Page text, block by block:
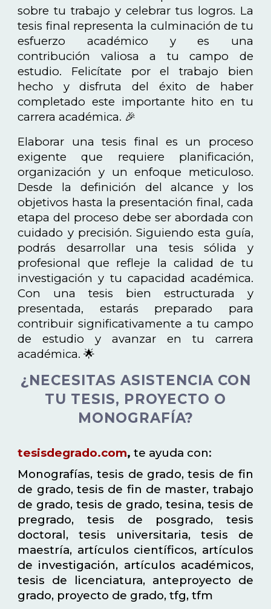
sobre tu trabajo y celebrar tus logros. La
tesis final representa la culminación de tu
esfuerzo académico y es una
contribución valiosa a tu campo de
estudio. Felicítate por el trabajo bien
hecho y disfruta del éxito de haber
completado este importante hito en tu
carrera académica. 🎉
Elaborar una tesis final es un proceso
exigente que requiere planificación,
organización y un enfoque meticuloso.
Desde la definición del alcance y los
objetivos hasta la presentación final, cada
etapa del proceso debe ser abordada con
cuidado y precisión. Siguiendo esta guía,
podrás desarrollar una tesis sólida y
profesional que refleje la calidad de tu
investigación y tu capacidad académica.
Con una tesis bien estructurada y
presentada, estarás preparado para
contribuir significativamente a tu campo
de estudio y avanzar en tu carrera
académica. 🌟
¿NECESITAS ASISTENCIA CON
TU TESIS, PROYECTO O
MONOGRAFÍA?
tesisdegrado.com, te ayuda con:
Monografías, tesis de grado, tesis de fin
de grado, tesis de fin de master, trabajo
de grado, tesis de grado, tesina, tesis de
pregrado, tesis de posgrado, tesis
doctoral, tesis universitaria, tesis de
maestría, artículos científicos, artículos
de investigación, artículos académicos,
tesis de licenciatura, anteproyecto de
grado, proyecto de grado, tfg, tfm